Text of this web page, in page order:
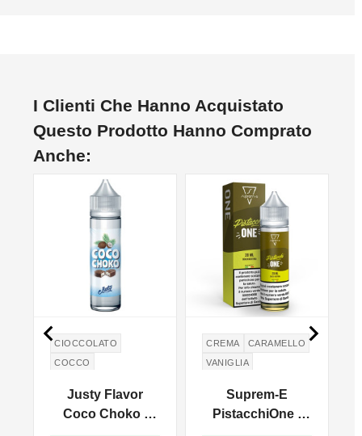
I Clienti Che Hanno Acquistato
Questo Prodotto Hanno Comprato
Anche:
CIOCCOLATO
COCCO
Justy Flavor
Coco Choko -
CREMA
CARAMELLO
VANIGLIA
BRANDYSuprem-E
PistacchiOne -
 